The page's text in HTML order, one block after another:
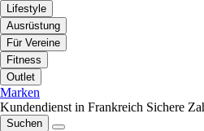
Lifestyle
Ausrüstung
Für Vereine
Fitness
Outlet
Marken
Kundendienst in Frankreich Sichere
Suchen